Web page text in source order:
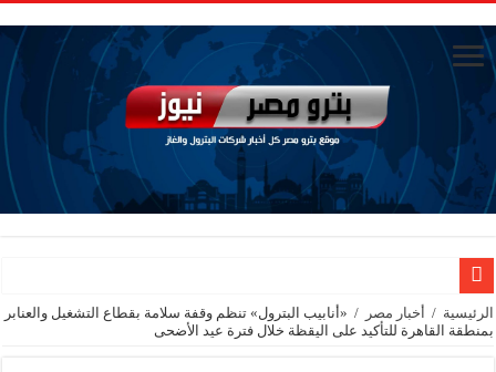
وزيرا التخطيط والتنمية الاقتصادية والبترول والثروة المعدنية يبحثان جهود تحقيق أمن
الرئيسية / أخبار مصر / «أنابيب البترول» تنظم وقفة سلامة بقطاع التشغيل والعنابر
بمنطقة القاهرة للتأكيد على اليقظة خلال فترة عيد الأضحى